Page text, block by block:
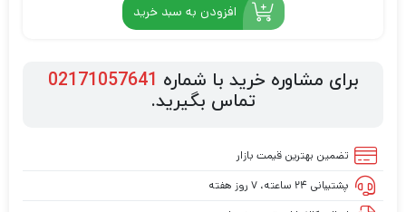
افزودن به سبد خرید
برای مشاوره خرید با شماره 02171057641
تماس بگیرید.
تضمین بهترین قیمت بازار
پشتیبانی ۲۴ ساعته، ۷ روز هفته